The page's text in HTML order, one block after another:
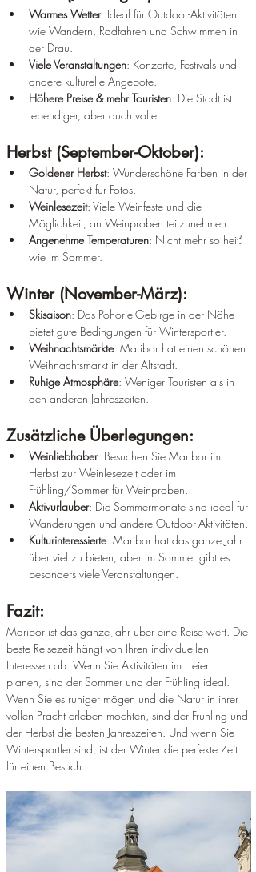
Warmes Wetter: Ideal für Outdoor-Aktivitäten
wie Wandern, Radfahren und Schwimmen in
der Drau.
Viele Veranstaltungen: Konzerte, Festivals und
andere kulturelle Angebote.
Höhere Preise & mehr Touristen: Die Stadt ist
lebendiger, aber auch voller.
Herbst (September-Oktober):
Goldener Herbst: Wunderschöne Farben in der
Natur, perfekt für Fotos.
Weinlesezeit: Viele Weinfeste und die
Möglichkeit, an Weinproben teilzunehmen.
Angenehme Temperaturen: Nicht mehr so heiß
wie im Sommer.
Winter (November-März):
Skisaison: Das Pohorje-Gebirge in der Nähe
bietet gute Bedingungen für Wintersportler.
Weihnachtsmärkte: Maribor hat einen schönen
Weihnachtsmarkt in der Altstadt.
Ruhige Atmosphäre: Weniger Touristen als in
den anderen Jahreszeiten.
Zusätzliche Überlegungen:
Weinliebhaber: Besuchen Sie Maribor im
Herbst zur Weinlesezeit oder im
Frühling/Sommer für Weinproben.
Aktivurlauber: Die Sommermonate sind ideal für
Wanderungen und andere Outdoor-Aktivitäten.
Kulturinteressierte: Maribor hat das ganze Jahr
über viel zu bieten, aber im Sommer gibt es
besonders viele Veranstaltungen.
Fazit:
Maribor ist das ganze Jahr über eine Reise wert. Die
beste Reisezeit hängt von Ihren individuellen
Interessen ab. Wenn Sie Aktivitäten im Freien
planen, sind der Sommer und der Frühling ideal.
Wenn Sie es ruhiger mögen und die Natur in ihrer
vollen Pracht erleben möchten, sind der Frühling und
der Herbst die besten Jahreszeiten. Und wenn Sie
Wintersportler sind, ist der Winter die perfekte Zeit
für einen Besuch.